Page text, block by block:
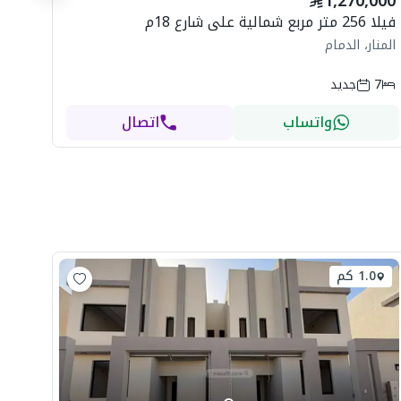
فيلا 256 متر مربع شمالية على شارع 18م
المنار، الدمام
7
جديد
واتساب اتصال
1.0 كم